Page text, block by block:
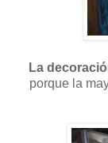
La
porque la